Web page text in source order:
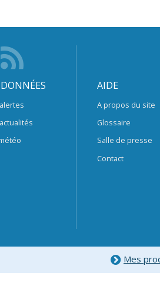
AIDE
A propos du site
Glossaire
Salle de presse
Contact
Mes